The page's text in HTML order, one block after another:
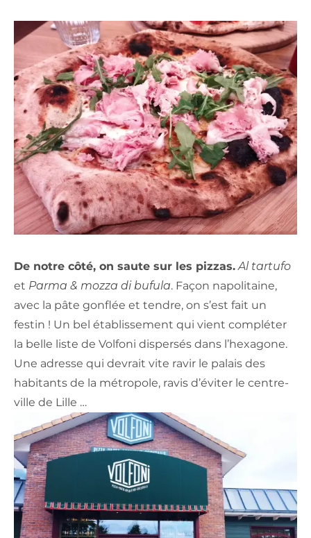
De notre côté, on saute sur les pizzas. Al tartufo
et Parma & mozza di bufula. Façon napolitaine,
avec la pâte gonflée et tendre, on s’est fait un
festin ! Un bel établissement qui vient compléter
la belle liste de Volfoni dispersés dans l’hexagone.
Une adresse qui devrait vite ravir le palais des
habitants de la métropole, ravis d’éviter le centre-
ville de Lille …